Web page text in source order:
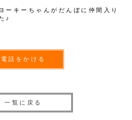
ーキーちゃんがだんぼに仲間入り
♪
電話をかける
一覧に戻る